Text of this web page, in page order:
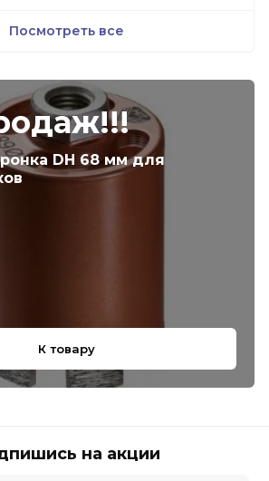
Посмотреть все
DH 68 мм для
К товару
на акции